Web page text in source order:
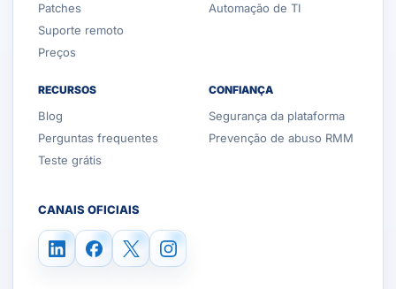
Patches
Suporte remoto
Preços
Automação de TI
RECURSOS
Blog
Perguntas frequentes
Teste grátis
CONFIANÇA
Segurança da plataforma
Prevenção de abuso RMM
CANAIS OFICIAIS